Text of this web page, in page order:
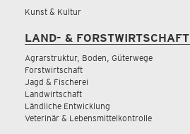
Kunst & Kultur
LAND- & FORSTWIRTSCHAFT
Agrarstruktur, Boden, Güterwege
Forstwirtschaft
Jagd & Fischerei
Landwirtschaft
Ländliche Entwicklung
Veterinär & Lebensmittelkontrolle